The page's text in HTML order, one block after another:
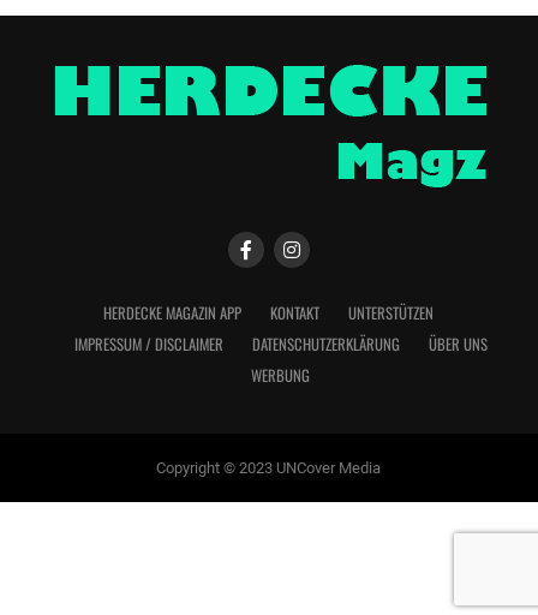
HERDECKE MAGAZIN APP KONTAKT
UNTERSTÜTZEN
IMPRESSUM / DISCLAIMER
DATENSCHUTZERKLÄRUNG
ÜBER UNS
WERBUNG
Copyright © 2023 UNCover Media